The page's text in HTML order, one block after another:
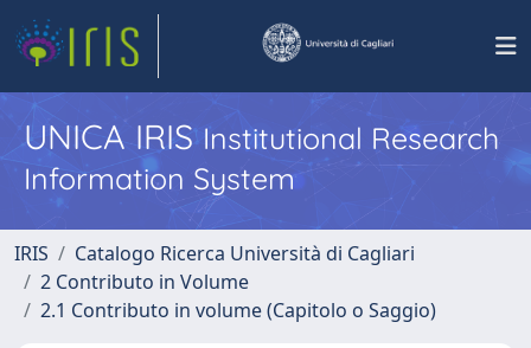
UNICA IRISInstitutional Research
Information System
IRIS
Catalogo Ricerca Università di Cagliari
2 Contributo in Volume
2.1 Contributo in volume (Capitolo o Saggio)